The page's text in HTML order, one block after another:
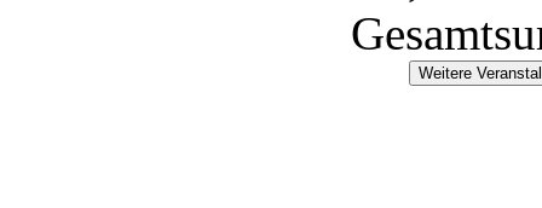
Weitere